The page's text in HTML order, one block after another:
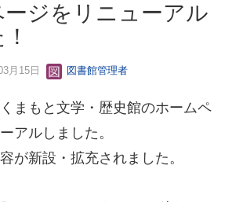
ジをリニューアル
月15日 図書館管理者
まもと文学・歴史館のホームペ
アルしました。
が新設・拡充されました。